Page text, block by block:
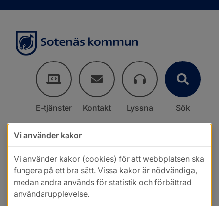
E-tjänster Kontakt Lyssna Sök
Vi använder kakor
Vi använder kakor (cookies) för att webbplatsen ska
fungera på ett bra sätt. Vissa kakor är nödvändiga,
medan andra används för statistik och förbättrad
användarupplevelse.